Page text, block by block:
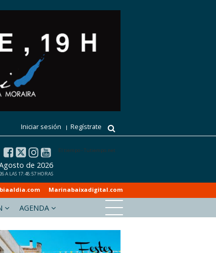
Iniciar sesión Regístrate
El tiempo - Tutiempo.net
de 2026
A LAS 17:48:57 HORAS
Marinabaixadigital.com
AGENDA